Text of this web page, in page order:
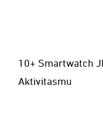
10+ Smartwatch
Aktivitasmu